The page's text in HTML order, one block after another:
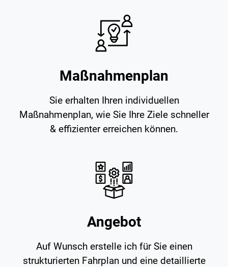
Maßnahmenplan
Sie erhalten Ihren individuellen
Maßnahmenplan, wie Sie Ihre Ziele schneller
& effizienter erreichen können.
Angebot
Auf Wunsch erstelle ich für Sie einen
strukturierten Fahrplan und eine detaillierte